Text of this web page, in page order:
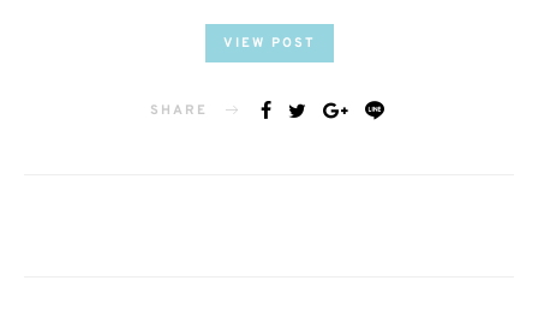
VIEW POST
SHARE